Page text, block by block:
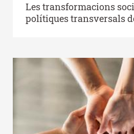
Les transformacions
polítiques transversals